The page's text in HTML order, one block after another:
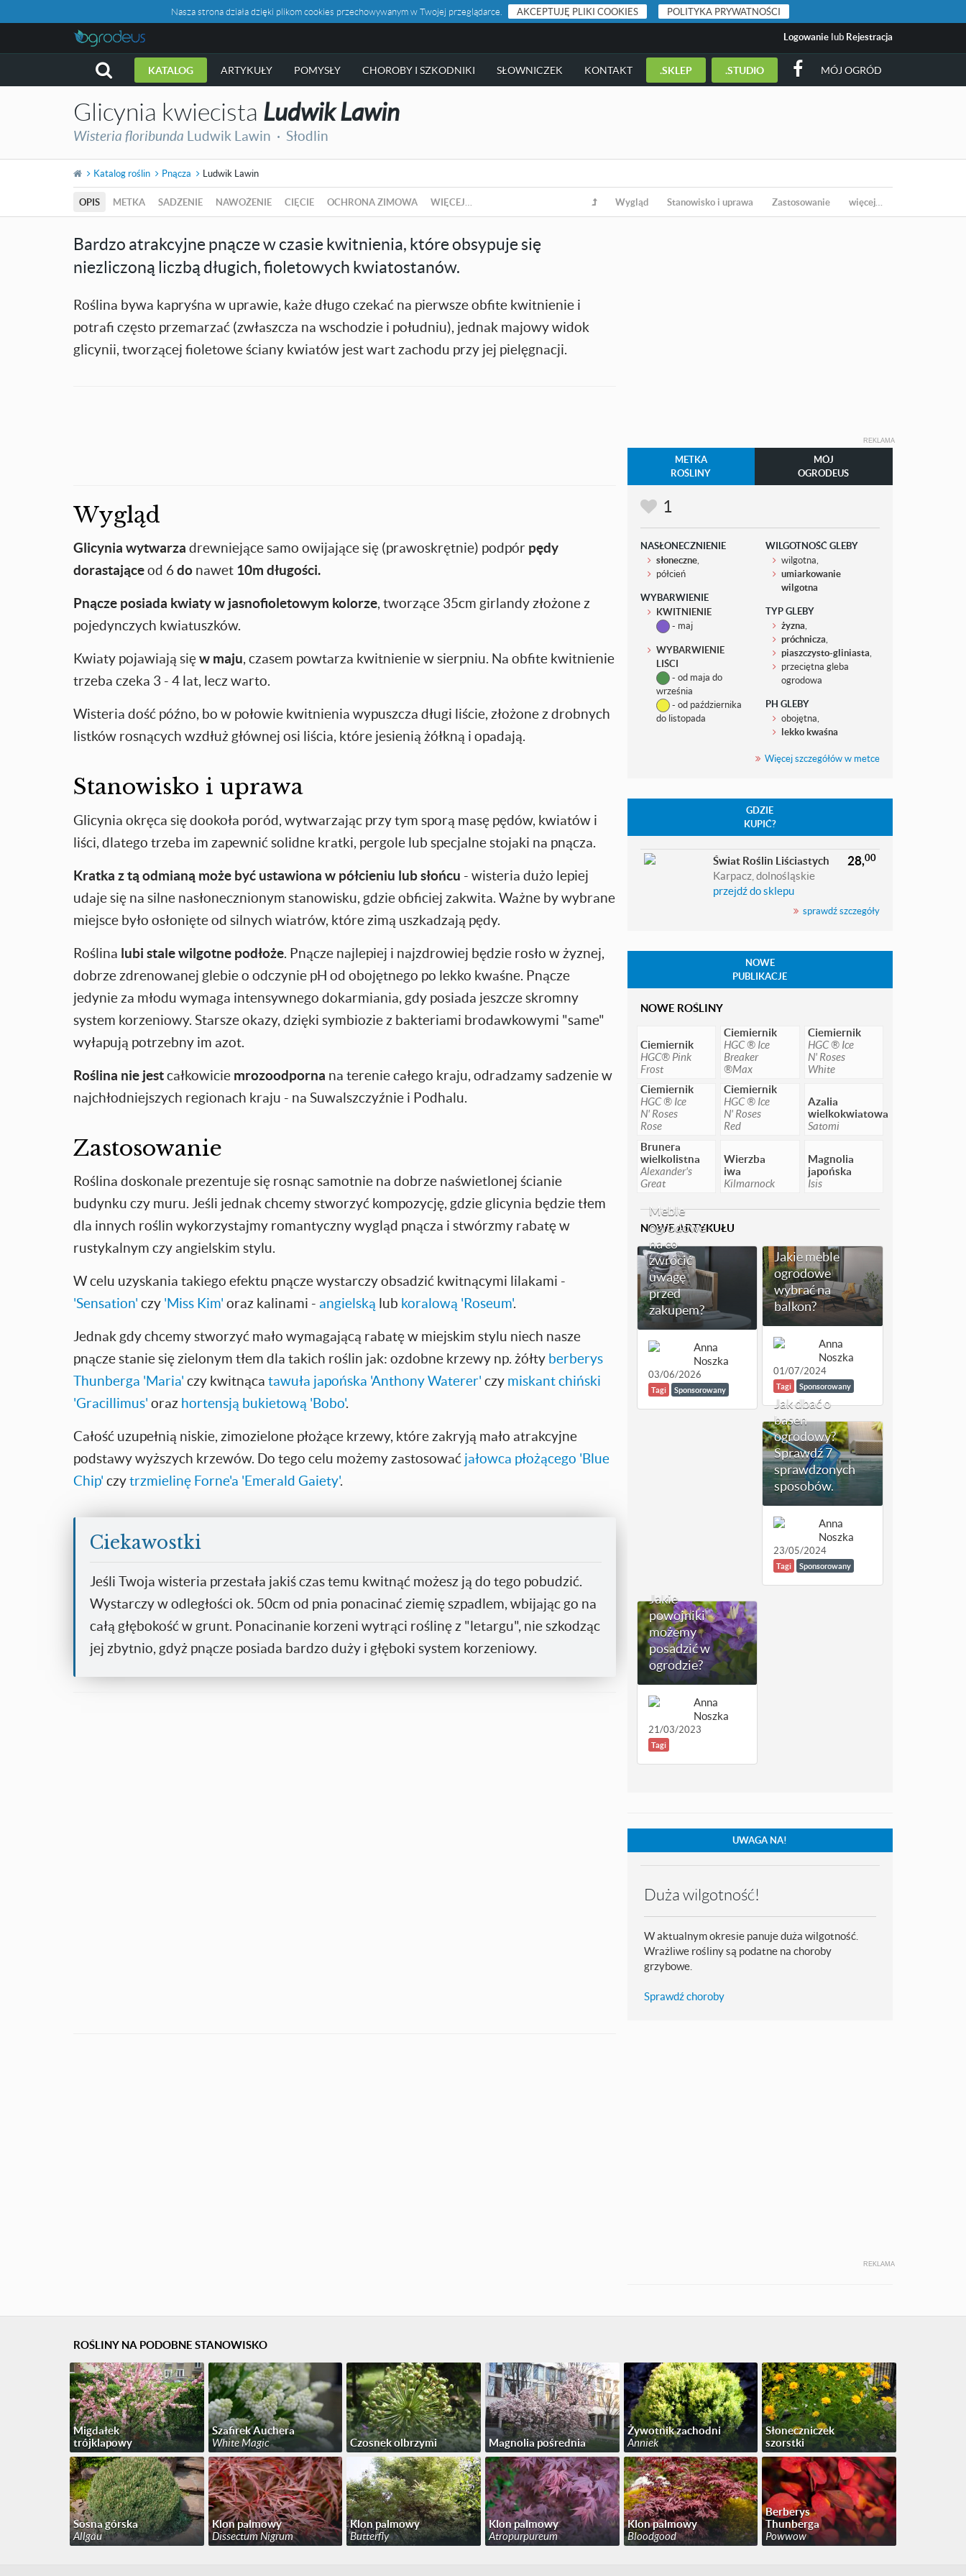
Nasza strona działa dzięki plikom cookies przechowywanym w Twojej przeglądarce. AKCEPTUJĘ PLIKI COOKIES POLITYKA PRYWATNOŚCI
Logowanie lub Rejestracja
KATALOG ARTYKUŁY POMYSŁY CHOROBY I SZKODNIKI SŁOWNICZEK KONTAKT .SKLEP .STUDIO MÓJ OGRÓD
Glicynia kwiecista Ludwik Lawin
Wisteria floribunda Ludwik Lawin · Słodlin
Katalog roślin Pnącza Ludwik Lawin
OPIS METKA SADZENIE NAWOŻENIE CIĘCIE OCHRONA ZIMOWA WIĘCEJ… Wygląd Stanowisko i uprawa Zastosowanie więcej…
Bardzo atrakcyjne pnącze w czasie kwitnienia, które obsypuje się
niezliczoną liczbą długich, fioletowych kwiatostanów.
Roślina bywa kapryśna w uprawie, każe długo czekać na pierwsze obfite kwitnienie i
potrafi często przemarzać (zwłaszcza na wschodzie i południu), jednak majowy widok
glicynii, tworzącej fioletowe ściany kwiatów jest wart zachodu przy jej pielęgnacji.
Wygląd
Glicynia wytwarza drewniejące samo owijające się (prawoskrętnie) podpór pędy
dorastająceod 6do nawet 10m długości.
Pnącze posiada kwiaty w jasnofioletowym kolorze, tworzące 35cm girlandy złożone z
pojedynczych kwiatuszków.
Kwiaty pojawiają sięw maju, czasem powtarza kwitnienie w sierpniu. Na obfite kwitnienie
trzeba czeka 3 - 4 lat, lecz warto.
Wisteria dość późno, bo w połowie kwitnienia wypuszcza długi liście, złożone z drobnych
listków rosnących wzdłuż głównej osi liścia, które jesienią żółkną i opadają.
Stanowisko i uprawa
Glicynia okręca się dookoła poród, wytwarzając przy tym sporą masę pędów, kwiatów i
liści, dlatego trzeba im zapewnić solidne kratki, pergole lub specjalne stojaki na pnącza.
Kratka z tą odmianą może być ustawiona w półcieniu lub słońcu - wisteria dużo lepiej
udaje się na silne nasłonecznionym stanowisku, gdzie obficiej zakwita. Ważne by wybrane
miejsce było osłonięte od silnych wiatrów, które zimą uszkadzają pędy.
Roślina lubi stale wilgotne podłoże. Pnącze najlepiej i najzdrowiej będzie rosło w żyznej,
dobrze zdrenowanej glebie o odczynie pH od obojętnego po lekko kwaśne. Pnącze
jedynie za młodu wymaga intensywnego dokarmiania, gdy posiada jeszcze skromny
system korzeniowy. Starsze okazy, dzięki symbiozie z bakteriami brodawkowymi "same"
wyłapują potrzebny im azot.
Roślina nie jestcałkowicie mrozoodporna na terenie całego kraju, odradzamy sadzenie w
najchłodniejszych regionach kraju - na Suwalszczyźnie i Podhalu.
Zastosowanie
Roślina doskonale prezentuje się rosnąc samotnie na dobrze naświetlonej ścianie
budynku czy muru. Jeśli jednak chcemy stworzyć kompozycję, gdzie glicynia będzie tłem
dla innych roślin wykorzystajmy romantyczny wygląd pnącza i stwórzmy rabatę w
rustykalnym czy angielskim stylu.
W celu uzyskania takiego efektu pnącze wystarczy obsadzić kwitnącymi lilakami -
'Sensation' czy 'Miss Kim' oraz kalinami - angielską lub koralową 'Roseum'.
Jednak gdy chcemy stworzyć mało wymagającą rabatę w miejskim stylu niech nasze
pnącze stanie się zielonym tłem dla takich roślin jak: ozdobne krzewy np. żółty berberys
Thunberga 'Maria' czy kwitnąca tawuła japońska 'Anthony Waterer' czy miskant chiński
'Gracillimus' oraz hortensją bukietową 'Bobo'.
Całość uzupełnią niskie, zimozielone płożące krzewy, które zakryją mało atrakcyjne
podstawy wyższych krzewów. Do tego celu możemy zastosować jałowca płożącego 'Blue
Chip' czytrzmielinę Forne'a 'Emerald Gaiety'.
Ciekawostki
Jeśli Twoja wisteria przestała jakiś czas temu kwitnąć możesz ją do tego pobudzić.
Wystarczy w odległości ok. 50cm od pnia ponacinać ziemię szpadlem, wbijając go na
całą głębokość w grunt. Ponacinanie korzeni wytrąci roślinę z "letargu", nie szkodząc
jej zbytnio, gdyż pnącze posiada bardzo duży i głęboki system korzeniowy.
REKLAMA
METKA
ROŚLINY
MÓJ
OGRODEUS
1
NASŁONECZNIENIE
słoneczne,
półcień
WYBARWIENIE
KWITNIENIE
- maj
WYBARWIENIE
LIŚCI
- od maja do
września
- od października
do listopada
WILGOTNOŚĆ GLEBY
wilgotna,
umiarkowanie
wilgotna
TYP GLEBY
żyzna
próchnicza
piaszczysto-gliniasta
przeciętna gleba
ogrodowa
PH GLEBY
obojętna,
lekko kwaśna
Więcej szczegółów w metce
GDZIE
KUPIĆ?
Świat Roślin Liściastych
Karpacz, dolnośląskie
przejdź do sklepu
28,00
sprawdź szczegóły
NOWE
PUBLIKACJE
NOWE ROŚLINY
Ciemiernik
HGC® Pink
Frost
Ciemiernik
HGC ® Ice
Breaker
®Max
Ciemiernik
HGC ® Ice
N' Roses
White
Ciemiernik
HGC ® Ice
N' Roses
Rose
Ciemiernik
HGC ® Ice
N' Roses
Red
Azalia
wielkokwiatowa
Satomi
Brunera
wielkolistna
Alexander's
Great
Wierzba
iwa
Kilmarnock
Magnolia
japońska
Isis
NOWE ARTYKUŁU
Meble
ogrodowe -
na co
zwrócić
uwagę
przed
zakupem?
Anna
Noszka
03/06/2026
Tagi Sponsorowany
Jakie meble
ogrodowe
wybrać na
balkon?
Anna
Noszka
01/07/2024
Tagi Sponsorowany
Jak dbać o
basen
ogrodowy?
Sprawdź 7
sprawdzonych
sposobów.
Anna
Noszka
23/05/2024
Tagi Sponsorowany
Jakie
powojniki
możemy
posadzić w
ogrodzie?
Anna
Noszka
21/03/2023
Tagi
UWAGA NA!
Duża wilgotność!
W aktualnym okresie panuje duża wilgotność.
Wrażliwe rośliny są podatne na choroby
grzybowe.
Sprawdź choroby
REKLAMA
ROŚLINY NA PODOBNE STANOWISKO
Migdałek
trójklapowy
Szafirek Auchera
White Magic
Czosnek olbrzymi Magnolia pośrednia
Żywotnik zachodni
Anniek
Słoneczniczek
szorstki
Sosna górska
Allgäu
Klon palmowy
Dissectum Nigrum
Klon palmowy
Butterfly
Klon palmowy
Atropurpureum
Klon palmowy
Bloodgood
Berberys
Thunberga
Powwow